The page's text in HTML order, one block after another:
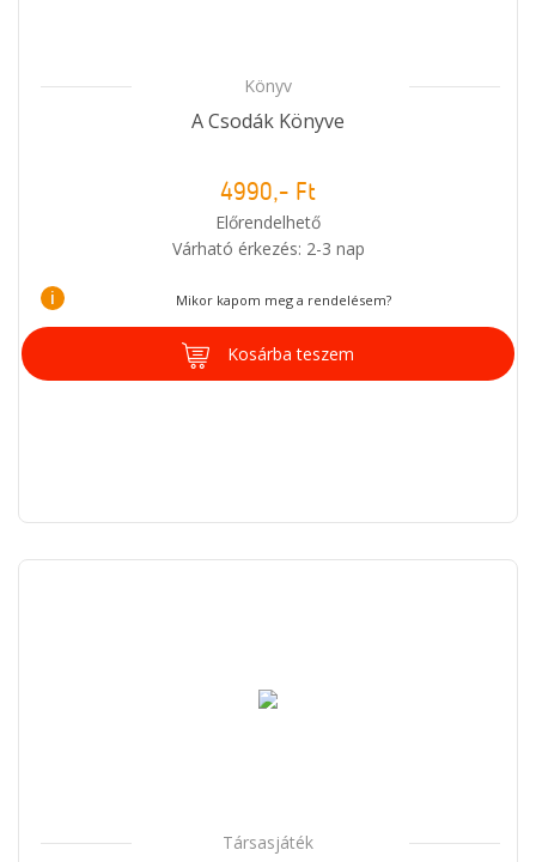
Könyv
A Csodák Könyve
4990,- Ft
Előrendelhető
Várható érkezés: 2-3 nap
i Mikor kapom meg a rendelésem?
Kosárba teszem
Társasjáték